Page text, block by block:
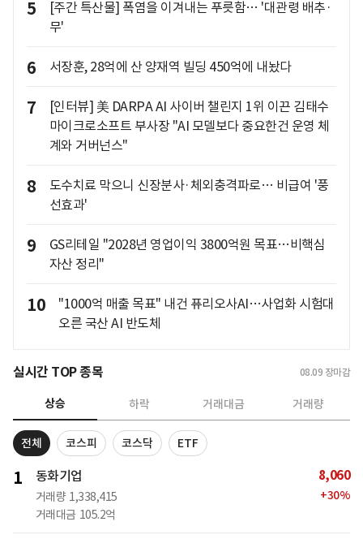
5
[주간 특산물] 폭염을 이겨내는 푸릇함… '대관령 배추·
무'
6 서장훈, 28억에 산 양재역 빌딩 450억에 내놨다
7
[인터뷰] 美 DARPA AI 사이버 챌린지 1위 이끈 김태수
마이크로소프트 부사장 "AI 모델보다 중요한건 운영 체
계와 거버넌스"
8
도수치료 막으니 신장분사·체외충격파로… 비급여 '풍
선효과'
9
GS리테일 "2028년 영업이익 3800억원 목표…비핵심
자산 정리"
10
"1000억 매출 목표" 내건 퓨리오사AI…사업화 시험대
오른 국산 AI 반도체
실시간 TOP 종목 08.09 장마감
상승 하락 거래대금 거래량
전체 코스피 코스닥 ETF
1 동화기업
거래량 1,338,415
거래대금 105.2억
8,060
+30%